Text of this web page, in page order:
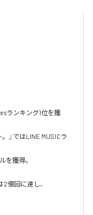
ランキング1位を獲
』ではLINE MUSICラ
を獲得。
億回に達し、